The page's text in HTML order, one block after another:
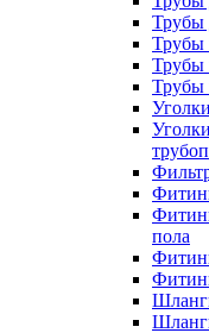
Трубы
Трубы
пола